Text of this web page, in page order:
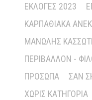
ΕΚΛΟΓΈΣ 2023
ΚΑΡΠΑΘΙΑΚΆ
ΜΑΝΏΛΗΣ
ΠΕΡΙΒΆΛΛΟΝ -
ΠΡΌΣΩΠΑ
ΣΑΝ
ΧΩΡΊΣ ΚΑΤΗΓΟΡΊΑ